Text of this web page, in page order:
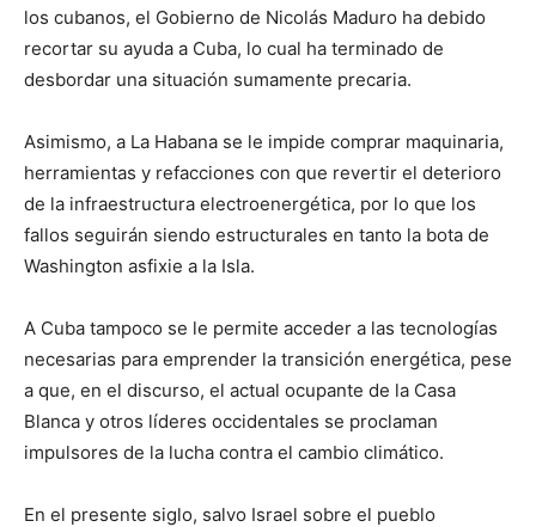
los cubanos, el Gobierno de Nicolás Maduro ha debido
recortar su ayuda a Cuba, lo cual ha terminado de
desbordar una situación sumamente precaria.
Asimismo, a La Habana se le impide comprar maquinaria,
herramientas y refacciones con que revertir el deterioro
de la infraestructura electroenergética, por lo que los
fallos seguirán siendo estructurales en tanto la bota de
Washington asfixie a la Isla.
A Cuba tampoco se le permite acceder a las tecnologías
necesarias para emprender la transición energética, pese
a que, en el discurso, el actual ocupante de la Casa
Blanca y otros líderes occidentales se proclaman
impulsores de la lucha contra el cambio climático.
En el presente siglo, salvo Israel sobre el pueblo